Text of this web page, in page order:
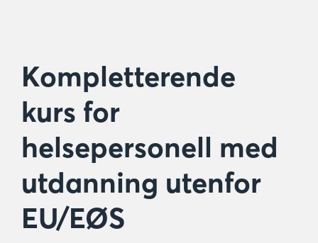
Kompletterende
kurs for
helsepersonell med
utdanning utenfor
EU/EØS